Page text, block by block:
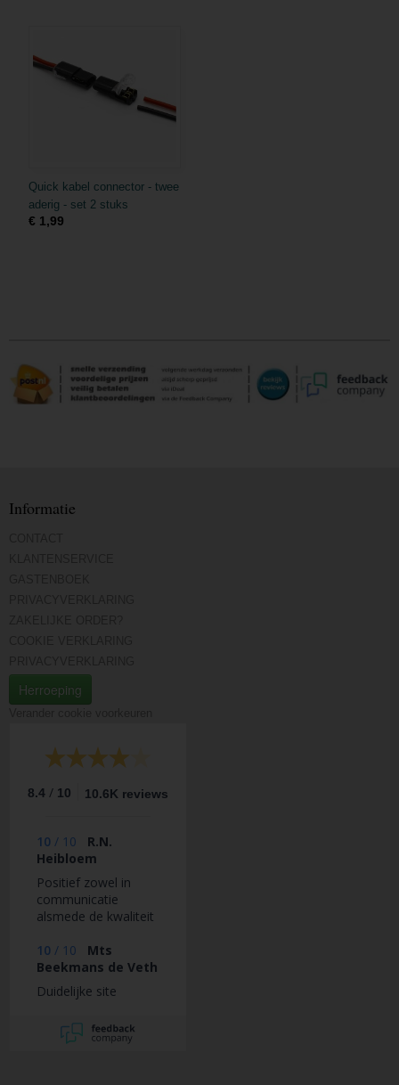
Quick kabel connector - twee
aderig - set 2 stuks
€ 1,99
Informatie
Herroeping
8.4 / 10 10.6K reviews
10 / 10
R.N.
Heibloem
Positief zowel in
communicatie
alsmede de kwaliteit
product.
10 / 10
Mts
Beekmans de Veth
Duidelijke site